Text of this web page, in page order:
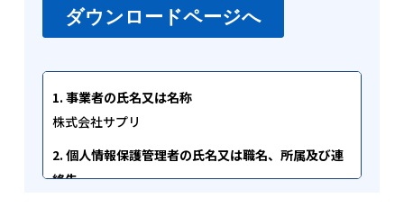
1. 事業者の氏名又は名称
株式会社サプリ
2. 個人情報保護管理者の氏名又は職名、所属及び連
絡先